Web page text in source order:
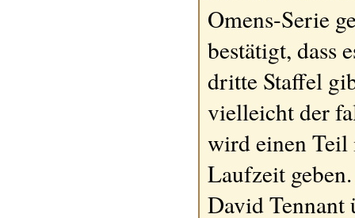
Omens-Serie
bestätigt, dass
dritte Staffel
vielleicht der
wird einen
Laufzeit
David Tennant